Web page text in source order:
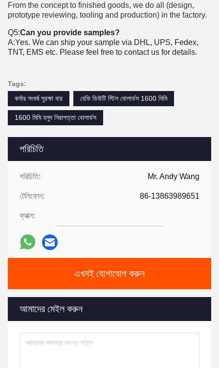
পরিচিতি
পরিচিতি: Mr. Andy Wang
টেলিফোন: 86-13863989651
ফ্যাক্স:
এখনই যোগাযোগ করুন
আমাদের মেইল ​​করুন
From the concept to finished goods, we do all (design,
prototype reviewing, tooling and production) in the factory.
Q5:Can you provide samples?
A:Yes. We can ship your sample via DHL, UPS, Fedex,
TNT, EMS etc. Please feel free to contact us for details.
Tags:
কর্নার সংঘর্ষ সুরক্ষা বার
হেভি ডিউটি ​​স্টিল বোলার্ডস 1600 মিমি
1600 মিমি হলুদ নিরাপত্তা বোলার্ডস